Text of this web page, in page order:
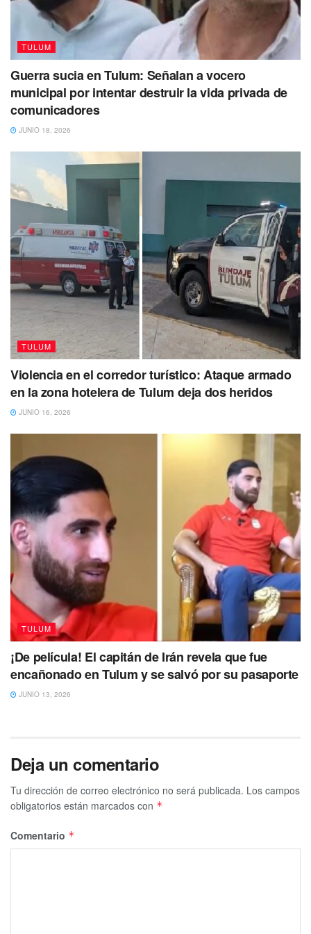
TULUM
Guerra sucia en Tulum: Señalan a vocero
municipal por intentar destruir la vida privada de
comunicadores
JUNIO 18, 2026
TULUM
Violencia en el corredor turístico: Ataque armado
en la zona hotelera de Tulum deja dos heridos
JUNIO 16, 2026
TULUM
¡De película! El capitán de Irán revela que fue
encañonado en Tulum y se salvó por su pasaporte
JUNIO 13, 2026
Deja un comentario
Tu dirección de correo electrónico no será publicada. Los campos
obligatorios están marcados con *
Comentario *